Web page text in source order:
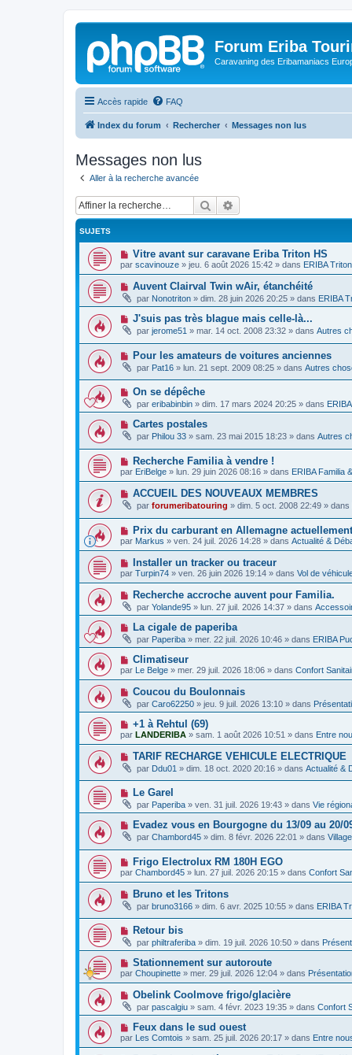
Forum Eriba
Caravaning des Eribamaniacs
Accès rapide FAQ
Index du forum Rechercher Messages non lus
Messages non lus
Aller à la recherche avancée
Rechercher
SUJETS
N
o
u
e
a
u
m
e
s
s
g
e
Vitre avant sur caravane Eriba Triton HS
par scavinouze » jeu. 6 août 2026 15:42 » dans ERIBA Triton
N
u
e
a
m
e
s
s
a
g
e
Auvent Clairval Twin wAir, étanchéité
par Nonotriton » dim. 28 juin 2026 20:25 » dans ERIBA
N
u
v
e
a
u
m
e
s
s
a
g
e
J'suis pas très blague mais celle-là...
par jerome51 » mar. 14 oct. 2008 23:32 » dans Autres
N
u
v
e
a
u
m
e
s
s
a
g
e
Pour les amateurs de voitures anciennes
par Pat16 » lun. 21 sept. 2009 08:25 » dans Autres
N
u
e
a
m
e
s
s
a
g
On se dépêche
par eribabinbin » dim. 17 mars 2024 20:25 » dans
N
u
v
a
m
e
s
s
a
g
e
Cartes postales
par Philou 33 » sam. 23 mai 2015 18:23 » dans Autres
N
o
u
e
a
m
e
s
s
g
e
Recherche Familia à vendre !
par EriBelge » lun. 29 juin 2026 08:16 » dans ERIBA Familia
N
u
v
e
a
m
e
s
s
g
e
ACCUEIL DES NOUVEAUX MEMBRES
par forumeribatouring » dim. 5 oct. 2008 22:49 » dans
N
o
u
v
e
a
u
m
e
s
s
a
g
e
Prix ​​du carburant en Allemagne actuellement
par Markus » ven. 24 juil. 2026 14:28 » dans Actualité &
N
o
u
v
e
a
u
e
s
s
a
g
e
Installer un tracker ou traceur
par Turpin74 » ven. 26 juin 2026 19:14 » dans Vol de
N
u
v
e
a
u
m
e
s
s
a
g
e
Recherche accroche auvent pour Familia.
par Yolande95 » lun. 27 juil. 2026 14:37 » dans
N
u
e
a
u
m
e
s
g
e
La cigale de paperiba
par Paperiba » mer. 22 juil. 2026 10:46 » dans ERIBA
N
o
u
e
a
u
m
e
s
s
g
e
Climatiseur
par Le Belge » mer. 29 juil. 2026 18:06 » dans Confort
N
u
e
a
u
m
e
s
s
g
e
Coucou du Boulonnais
par Caro62250 » jeu. 9 juil. 2026 13:10 » dans
N
o
u
v
a
u
m
e
s
s
g
+1 à Rehtul (69)
par LANDERIBA » sam. 1 août 2026 10:51 » dans Entre
N
u
v
a
u
m
e
s
s
a
g
e
TARIF RECHARGE VEHICULE ELECTRIQUE
par Ddu01 » dim. 18 oct. 2020 20:16 » dans Actualité &
N
u
v
e
a
m
e
s
s
g
Le Garel
par Paperiba » ven. 31 juil. 2026 19:43 » dans Vie
N
u
v
a
m
e
s
s
a
g
e
Evadez vous en Bourgogne du 13/09 au 20/
par Chambord45 » dim. 8 févr. 2026 22:01 » dans
N
o
u
v
e
a
u
m
e
s
s
a
g
e
Frigo Electrolux RM 180H EGO
par Chambord45 » lun. 27 juil. 2026 20:15 » dans Confort
N
u
v
a
u
m
e
s
s
a
g
e
Bruno et les Tritons
par bruno3166 » dim. 6 avr. 2025 10:55 » dans ERIBA
N
o
u
v
e
a
u
m
e
s
s
a
g
Retour bis
par philtraferiba » dim. 19 juil. 2026 10:50 » dans
N
o
v
e
a
u
m
e
s
Stationnement sur autoroute
par Choupinette » mer. 29 juil. 2026 12:04 » dans
N
o
u
v
e
a
u
Obelink Coolmove frigo/glacière
par pascalgiu » sam. 4 févr. 2023 19:35 » dans Confort
N
o
Feux dans le sud ouest
par Les Comtois » sam. 25 juil. 2026 20:17 » dans Entre